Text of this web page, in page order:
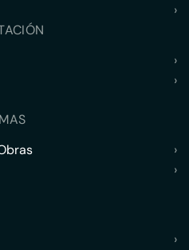
›
›
›
›
›
›